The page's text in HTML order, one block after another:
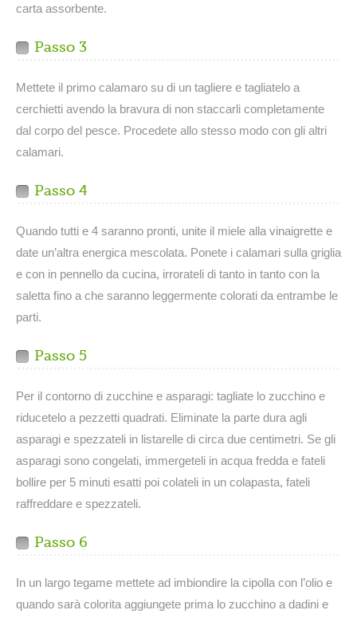
carta assorbente.
Passo 3
Mettete il primo calamaro su di un tagliere e tagliatelo a
cerchietti avendo la bravura di non staccarli completamente
dal corpo del pesce. Procedete allo stesso modo con gli altri
calamari.
Passo 4
Quando tutti e 4 saranno pronti, unite il miele alla vinaigrette e
date un’altra energica mescolata. Ponete i calamari sulla griglia
e con in pennello da cucina, irrorateli di tanto in tanto con la
saletta fino a che saranno leggermente colorati da entrambe le
parti.
Passo 5
Per il contorno di zucchine e asparagi: tagliate lo zucchino e
riducetelo a pezzetti quadrati. Eliminate la parte dura agli
asparagi e spezzateli in listarelle di circa due centimetri. Se gli
asparagi sono congelati, immergeteli in acqua fredda e fateli
bollire per 5 minuti esatti poi colateli in un colapasta, fateli
raffreddare e spezzateli.
Passo 6
In un largo tegame mettete ad imbiondire la cipolla con l’olio e
quando sarà colorita aggiungete prima lo zucchino a dadini e